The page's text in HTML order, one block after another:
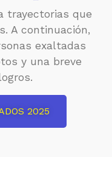
trayectorias que
A continuación,
exaltadas
y una breve
2025